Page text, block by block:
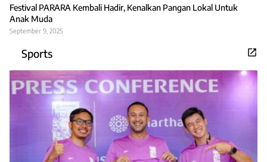
Festival PARARA Kembali Hadir, Kenalkan Pangan Lokal Untuk
Anak Muda
September 9, 2025
Sports